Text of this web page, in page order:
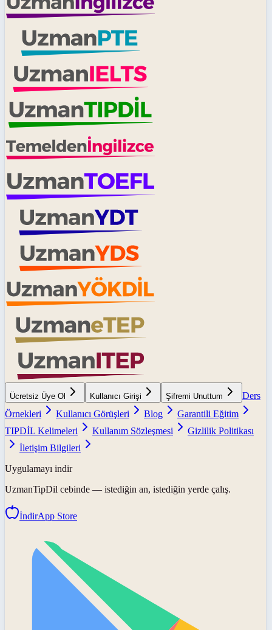
Ücretsiz Üye Ol Kullanıcı Girişi Şifremi Unuttum
Ders
Örnekleri
Kullanıcı Görüşleri Blog
Garantili Eğitim
TIPDİL Kelimeleri
Kullanım Sözleşmesi
Gizlilik Politikası
İletişim Bilgileri
Uygulamayı indir
UzmanTipDil cebinde — istediğin an, istediğin yerde çalış.
İndirApp Store